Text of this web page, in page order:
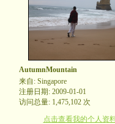
AutumnMountain
来自: Singapore
注册日期: 2009-01-01
访问总量: 1,475,102 次
点击查看我的个人资